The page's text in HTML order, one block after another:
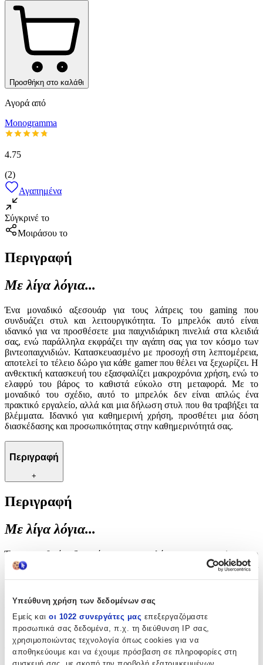
Υπεύθυνη χρήση των δεδομένων σας
Εμείς και οι 1022 συνεργάτες μας επεξεργαζόμαστε
προσωπικά σας δεδομένα, π.χ. τη διεύθυνση IP σας,
χρησιμοποιώντας τεχνολογία όπως cookies για να
αποθηκεύουμε και να έχουμε πρόσβαση σε πληροφορίες στη
Προσθήκη στο καλάθι
Αγορά από
Monogramma
4.75
(2)
Αγαπημένα
Σύγκρινέ το
Μοιράσου το
Περιγραφή
Με λίγα λόγια...
Ένα μοναδικό αξεσουάρ για τους λάτρεις του gaming που
συνδυάζει στυλ και λειτουργικότητα. Το μπρελόκ αυτό είναι
ιδανικό για να προσθέσετε μια παιχνιδιάρικη πινελιά στα κλειδιά
σας, ενώ παράλληλα εκφράζει την αγάπη σας για τον κόσμο των
βιντεοπαιχνιδιών. Κατασκευασμένο με προσοχή στη λεπτομέρεια,
αποτελεί το τέλειο δώρο για κάθε gamer που θέλει να ξεχωρίζει. Η
ανθεκτική κατασκευή του εξασφαλίζει μακροχρόνια χρήση, ενώ το
ελαφρύ του βάρος το καθιστά εύκολο στη μεταφορά. Με το
μοναδικό του σχέδιο, αυτό το μπρελόκ δεν είναι απλώς ένα
πρακτικό εργαλείο, αλλά και μια δήλωση στυλ που θα τραβήξει τα
βλέμματα. Ιδανικό για καθημερινή χρήση, προσθέτει μια δόση
διασκέδασης και προσωπικότητας στην καθημερινότητά σας.
Περιγραφή
+
Περιγραφή
Με λίγα λόγια...
Ένα μοναδικό αξεσουάρ για τους λάτρεις του gaming που
συνδυάζει στυλ και λειτουργικότητα. Το μπρελόκ αυτό είναι
ιδανικό για να προσθέσετε μια παιχνιδιάρικη πινελιά στα κλειδιά
βιντεοπαιχνιδιών. Κατασκευασμένο με προσοχή στη λεπτομέρεια,
αποτελεί το τέλειο δώρο για κάθε gamer που θέλει να ξεχωρίζει. Η
ανθεκτική κατασκευή του εξασφαλίζει μακροχρόνια χρήση, ενώ το
ελαφρύ του βάρος το καθιστά εύκολο στη μεταφορά. Με το
μοναδικό του σχέδιο, αυτό το μπρελόκ δεν είναι απλώς ένα
πρακτικό εργαλείο, αλλά και μια δήλωση στυλ που θα τραβήξει τα
βλέμματα. Ιδανικό για καθημερινή χρήση, προσθέτει μια δόση